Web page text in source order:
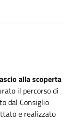
alla scoperta
il percorso di
dal Consiglio
e realizzato